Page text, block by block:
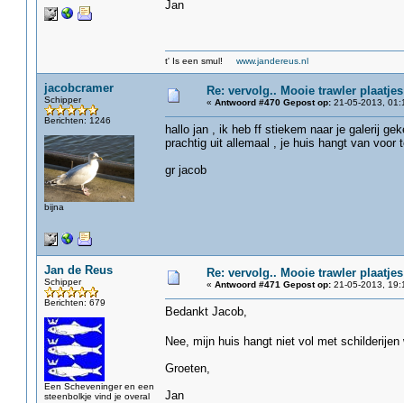
Jan
t' Is een smul! www.jandereus.nl
jacobcramer
Schipper
Berichten: 1246
bijna
Re: vervolg.. Mooie trawler plaatjes
« Antwoord #470 Gepost op:21-05-2013,
hallo jan , ik heb ff stiekem naar je galerij
prachtig uit allemaal , je huis hangt van voor
gr jacob
Jan de Reus
Schipper
Berichten: 679
Een Scheveninger en een
steenbolkje vind je overal
Re: vervolg.. Mooie trawler plaatjes
« Antwoord #471 Gepost op:21-05-2013,
Bedankt Jacob,
Nee, mijn huis hangt niet vol met
Groeten,
Jan